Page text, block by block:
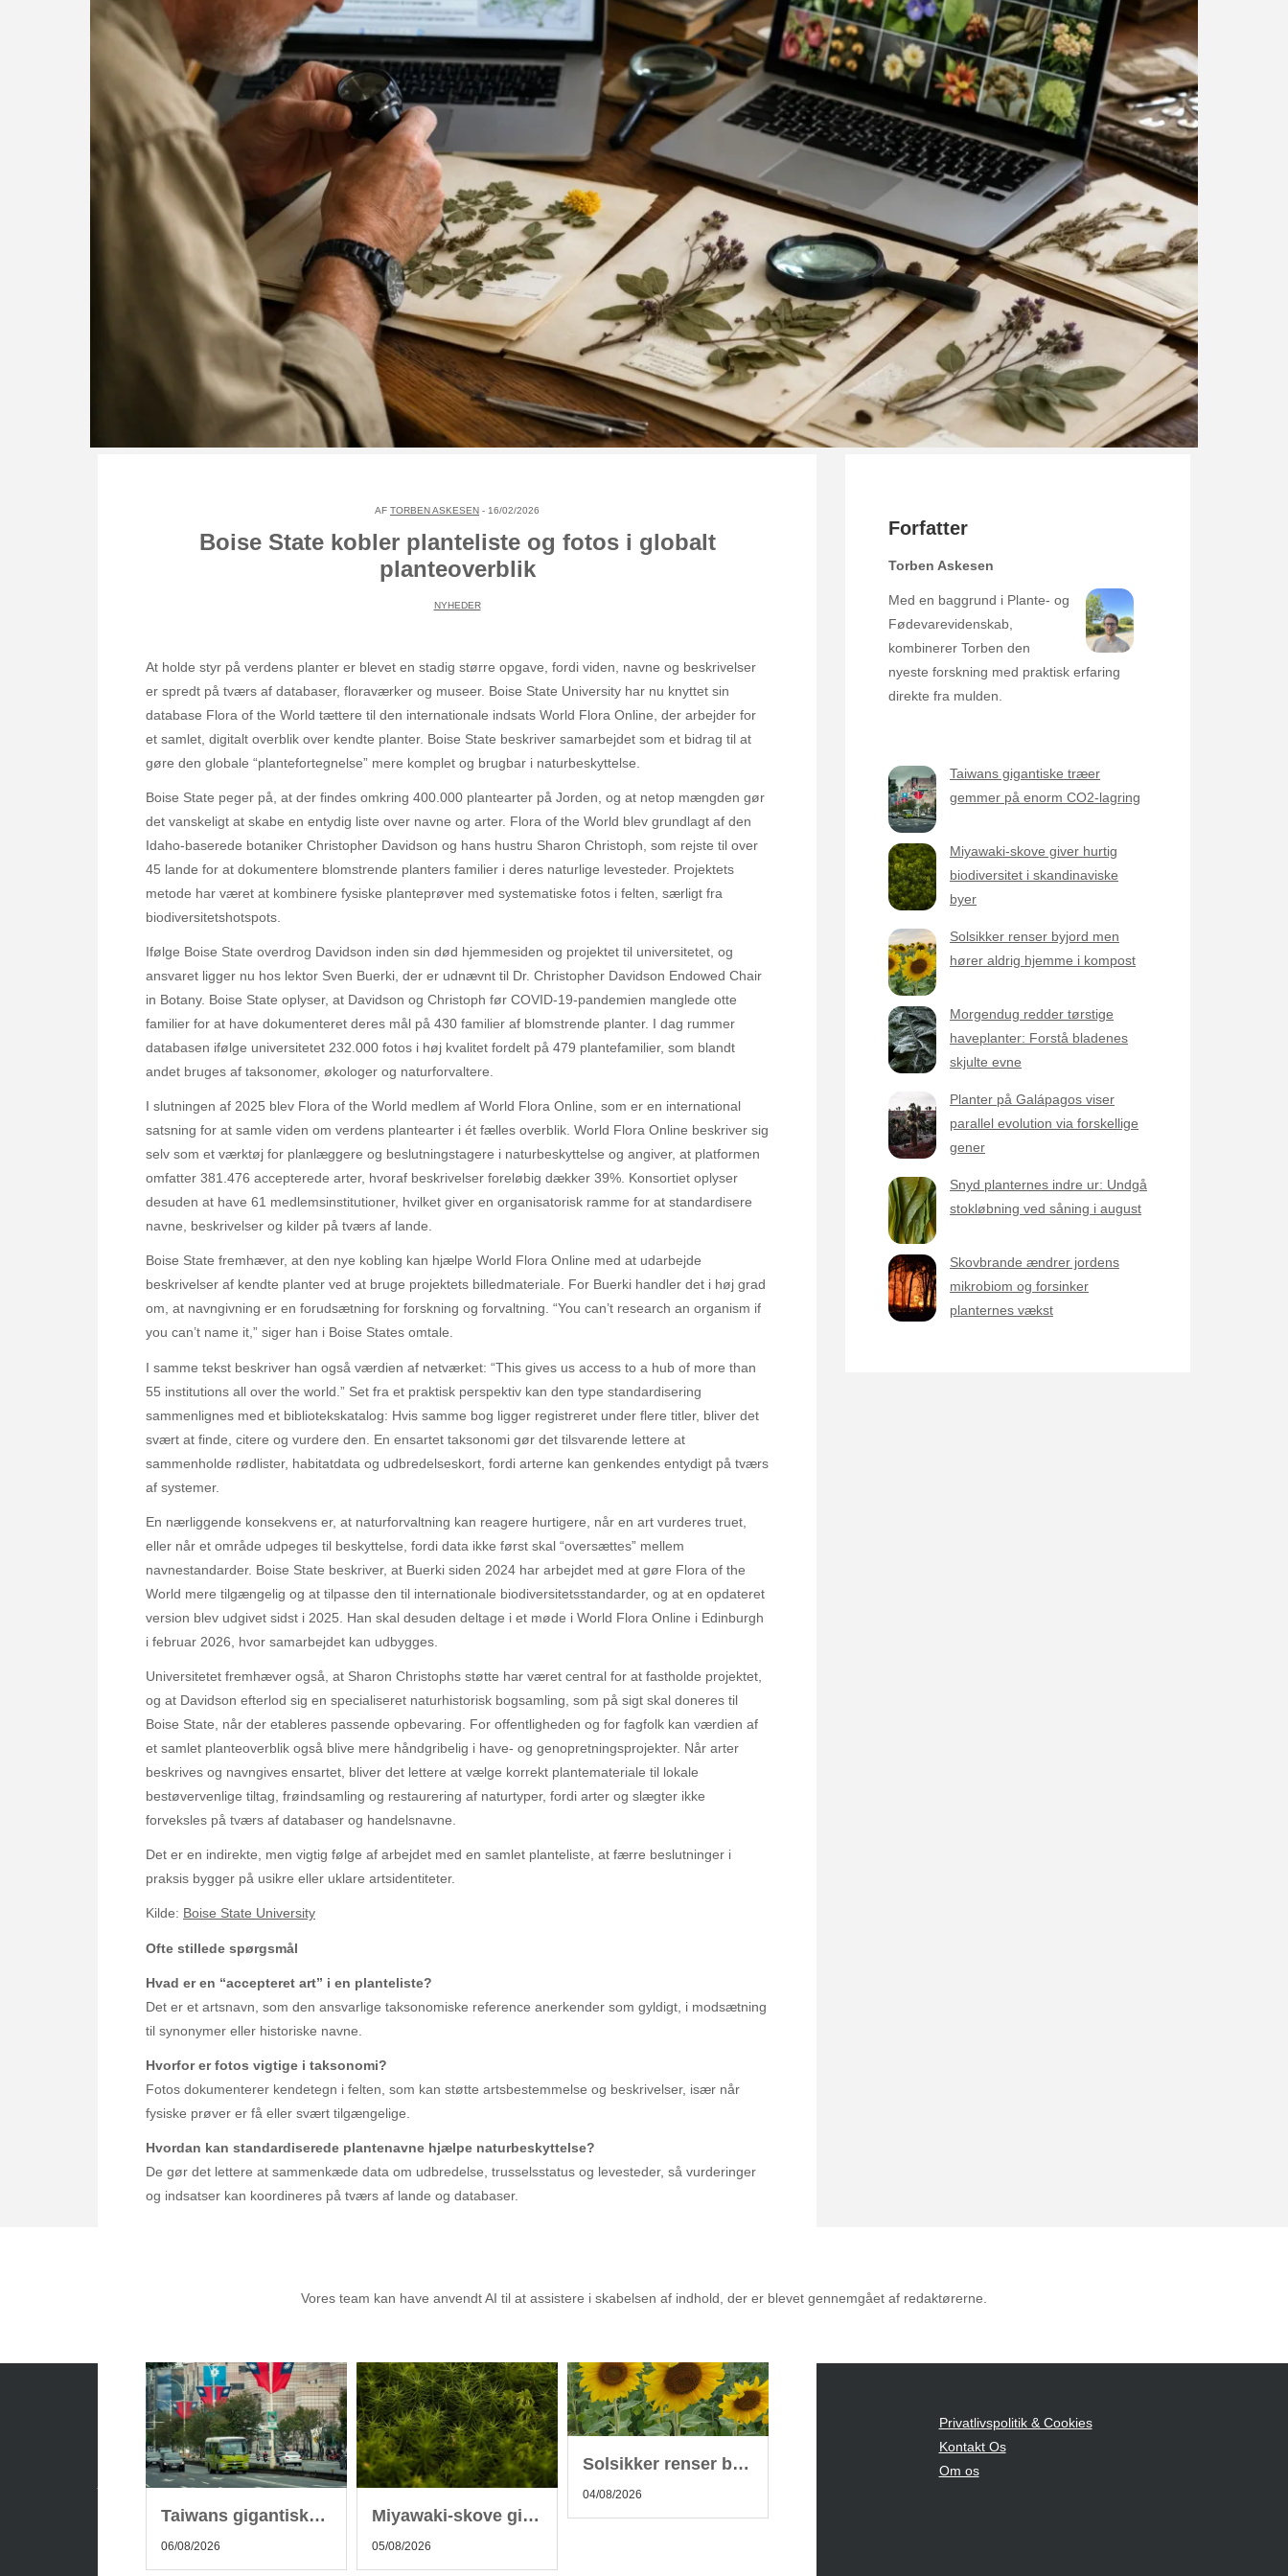
AF TORBEN ASKESEN - 16/02/2026
Boise State kobler planteliste og fotos i globalt
planteoverblik
NYHEDER
At holde styr på verdens planter er blevet en stadig større opgave, fordi viden, navne og beskrivelser
er spredt på tværs af databaser, floraværker og museer. Boise State University har nu knyttet sin
database Flora of the World tættere til den internationale indsats World Flora Online, der arbejder for
et samlet, digitalt overblik over kendte planter. Boise State beskriver samarbejdet som et bidrag til at
gøre den globale “plantefortegnelse” mere komplet og brugbar i naturbeskyttelse.
Boise State peger på, at der findes omkring 400.000 plantearter på Jorden, og at netop mængden gør
det vanskeligt at skabe en entydig liste over navne og arter. Flora of the World blev grundlagt af den
Idaho-baserede botaniker Christopher Davidson og hans hustru Sharon Christoph, som rejste til over
45 lande for at dokumentere blomstrende planters familier i deres naturlige levesteder. Projektets
metode har været at kombinere fysiske planteprøver med systematiske fotos i felten, særligt fra
biodiversitetshotspots.
Ifølge Boise State overdrog Davidson inden sin død hjemmesiden og projektet til universitetet, og
ansvaret ligger nu hos lektor Sven Buerki, der er udnævnt til Dr. Christopher Davidson Endowed Chair
in Botany. Boise State oplyser, at Davidson og Christoph før COVID-19-pandemien manglede otte
familier for at have dokumenteret deres mål på 430 familier af blomstrende planter. I dag rummer
databasen ifølge universitetet 232.000 fotos i høj kvalitet fordelt på 479 plantefamilier, som blandt
andet bruges af taksonomer, økologer og naturforvaltere.
I slutningen af 2025 blev Flora of the World medlem af World Flora Online, som er en international
satsning for at samle viden om verdens plantearter i ét fælles overblik. World Flora Online beskriver sig
selv som et værktøj for planlæggere og beslutningstagere i naturbeskyttelse og angiver, at platformen
omfatter 381.476 accepterede arter, hvoraf beskrivelser foreløbig dækker 39%. Konsortiet oplyser
desuden at have 61 medlemsinstitutioner, hvilket giver en organisatorisk ramme for at standardisere
navne, beskrivelser og kilder på tværs af lande.
Boise State fremhæver, at den nye kobling kan hjælpe World Flora Online med at udarbejde
beskrivelser af kendte planter ved at bruge projektets billedmateriale. For Buerki handler det i høj grad
om, at navngivning er en forudsætning for forskning og forvaltning. “You can’t research an organism if
you can’t name it,” siger han i Boise States omtale.
I samme tekst beskriver han også værdien af netværket: “This gives us access to a hub of more than
55 institutions all over the world.” Set fra et praktisk perspektiv kan den type standardisering
sammenlignes med et bibliotekskatalog: Hvis samme bog ligger registreret under flere titler, bliver det
svært at finde, citere og vurdere den. En ensartet taksonomi gør det tilsvarende lettere at
sammenholde rødlister, habitatdata og udbredelseskort, fordi arterne kan genkendes entydigt på tværs
af systemer.
En nærliggende konsekvens er, at naturforvaltning kan reagere hurtigere, når en art vurderes truet,
eller når et område udpeges til beskyttelse, fordi data ikke først skal “oversættes” mellem
navnestandarder. Boise State beskriver, at Buerki siden 2024 har arbejdet med at gøre Flora of the
World mere tilgængelig og at tilpasse den til internationale biodiversitetsstandarder, og at en opdateret
version blev udgivet sidst i 2025. Han skal desuden deltage i et møde i World Flora Online i Edinburgh
i februar 2026, hvor samarbejdet kan udbygges.
Universitetet fremhæver også, at Sharon Christophs støtte har været central for at fastholde projektet,
og at Davidson efterlod sig en specialiseret naturhistorisk bogsamling, som på sigt skal doneres til
Boise State, når der etableres passende opbevaring. For offentligheden og for fagfolk kan værdien af
et samlet planteoverblik også blive mere håndgribelig i have- og genopretningsprojekter. Når arter
beskrives og navngives ensartet, bliver det lettere at vælge korrekt plantemateriale til lokale
bestøvervenlige tiltag, frøindsamling og restaurering af naturtyper, fordi arter og slægter ikke
forveksles på tværs af databaser og handelsnavne.
Det er en indirekte, men vigtig følge af arbejdet med en samlet planteliste, at færre beslutninger i
praksis bygger på usikre eller uklare artsidentiteter.
Kilde: Boise State University
Ofte stillede spørgsmål
Hvad er en “accepteret art” i en planteliste?
Det er et artsnavn, som den ansvarlige taksonomiske reference anerkender som gyldigt, i modsætning
til synonymer eller historiske navne.
Hvorfor er fotos vigtige i taksonomi?
Fotos dokumenterer kendetegn i felten, som kan støtte artsbestemmelse og beskrivelser, især når
fysiske prøver er få eller svært tilgængelige.
Hvordan kan standardiserede plantenavne hjælpe naturbeskyttelse?
De gør det lettere at sammenkæde data om udbredelse, trusselsstatus og levesteder, så vurderinger
og indsatser kan koordineres på tværs af lande og databaser.
Taiwans gigantiske træer gemmer på enorm CO2-lagring
06/08/2026
Miyawaki-skove giver hurtig biodiversitet i skandinaviske byer
05/08/2026
Solsikker renser byjord men hører aldrig hjemme i kompost
04/08/2026
Forfatter
Torben Askesen
Med en baggrund i Plante- og
Fødevarevidenskab,
kombinerer Torben den
nyeste forskning med praktisk erfaring
direkte fra mulden.
Taiwans gigantiske træer
gemmer på enorm CO2-lagring
Miyawaki-skove giver hurtig
biodiversitet i skandinaviske
byer
Solsikker renser byjord men
hører aldrig hjemme i kompost
Morgendug redder tørstige
haveplanter: Forstå bladenes
skjulte evne
Planter på Galápagos viser
parallel evolution via forskellige
gener
Snyd planternes indre ur: Undgå
stokløbning ved såning i august
Skovbrande ændrer jordens
mikrobiom og forsinker
planternes vækst
Vores team kan have anvendt AI til at assistere i skabelsen af indhold, der er blevet gennemgået af redaktørerne.
Sæsonvis- Din foretrukne kilde til alt
inden for havearbejde og botanik. Få
jordnære råd, spændende nyheder fra
til sæsonens grønne glæder.
Privatlivspolitik & Cookies
Kontakt Os
Om os